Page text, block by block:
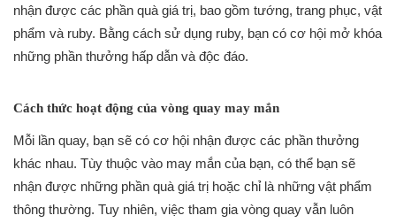
nhận được các phần quà giá trị, bao gồm tướng, trang phục, vật
phẩm và ruby. Bằng cách sử dụng ruby, bạn có cơ hội mở khóa
những phần thưởng hấp dẫn và độc đáo.
Cách thức hoạt động của vòng quay may mắn
Mỗi lần quay, bạn sẽ có cơ hội nhận được các phần thưởng
khác nhau. Tùy thuộc vào may mắn của bạn, có thể bạn sẽ
nhận được những phần quà giá trị hoặc chỉ là những vật phẩm
thông thường. Tuy nhiên, việc tham gia vòng quay vẫn luôn